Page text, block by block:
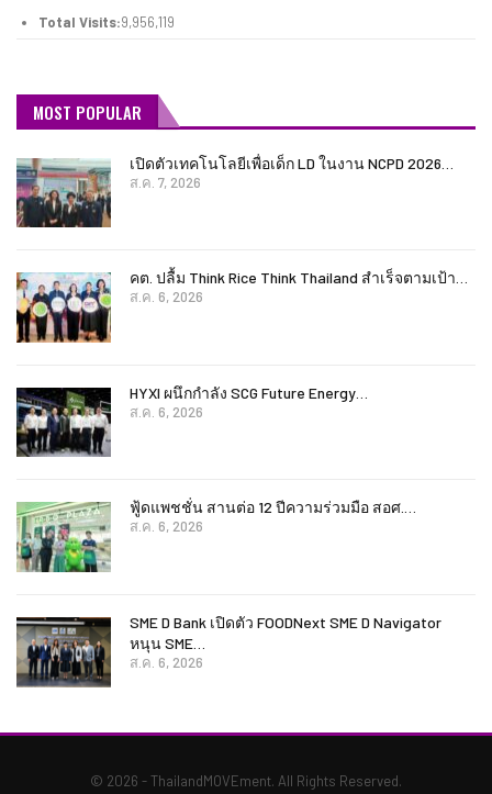
Total Visits:9,956,119
MOST POPULAR
เปิดตัวเทคโนโลยีเพื่อเด็ก LD ในงาน NCPD 2026…
ส.ค. 7, 2026
คต. ปลื้ม Think Rice Think Thailand สำเร็จตามเป้า…
ส.ค. 6, 2026
HYXI ผนึกกำลัง SCG Future Energy…
ส.ค. 6, 2026
ฟู้ดแพชชั่น สานต่อ 12 ปีความร่วมมือ สอศ.…
ส.ค. 6, 2026
SME D Bank เปิดตัว FOODNext SME D Navigator
หนุน SME…
ส.ค. 6, 2026
© 2026 - ThailandMOVEment. All Rights Reserved.